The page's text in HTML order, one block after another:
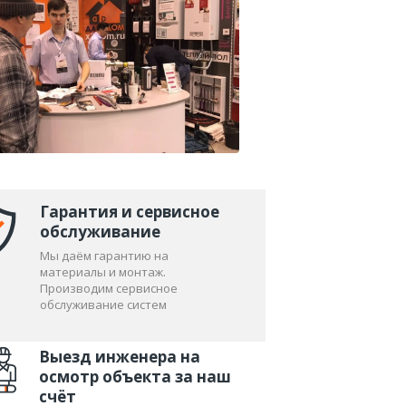
или здании.
который и является
с тем, что установку
еще до заливки полов,
Гарантия и сервисное
обслуживание
Мы даём гарантию на
материалы и монтаж.
Производим сервисное
обслуживание систем
Выезд инженера на
осмотр объекта за наш
счёт